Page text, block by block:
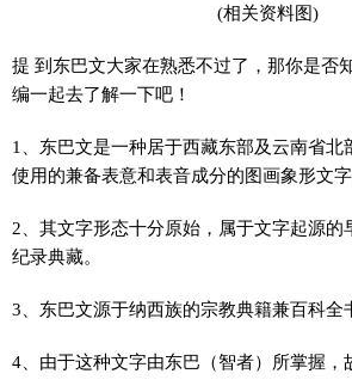
(相关资料图)
提 到东巴文大家在熟悉不过了，那你是否
编一起去了解一下吧！
1、东巴文是一种居于西藏东部及云南省北
使用的兼备表意和表音成分的图画象形文字
2、其文字形态十分原始，属于文字起源的
纪录典藏。
3、东巴文源于纳西族的宗教典籍兼百科全
4、由于这种文字由东巴（智者）所掌握，